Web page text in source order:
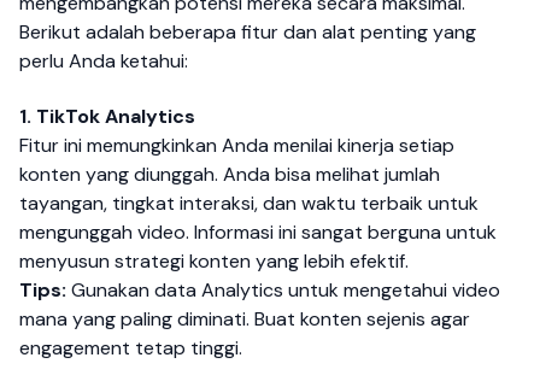
Berikut adalah beberapa fitur dan alat penting yang
perlu Anda ketahui:
1. TikTok Analytics
Fitur ini memungkinkan Anda menilai kinerja setiap
konten yang diunggah. Anda bisa melihat jumlah
tayangan, tingkat interaksi, dan waktu terbaik untuk
mengunggah video. Informasi ini sangat berguna untuk
menyusun strategi konten yang lebih efektif.
Tips: Gunakan data Analytics untuk mengetahui video
mana yang paling diminati. Buat konten sejenis agar
engagement tetap tinggi.